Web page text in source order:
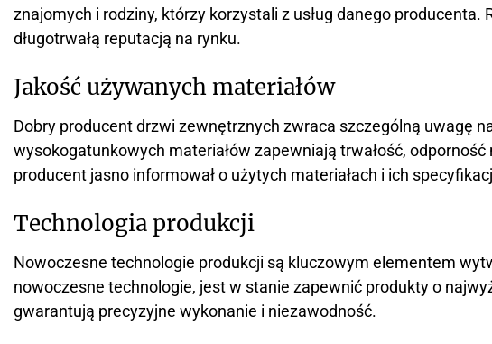
znajomych i rodziny, którzy korzystali z usług danego producenta.
długotrwałą reputacją na rynku.
Jakość używanych materiałów
Dobry producent drzwi zewnętrznych zwraca szczególną uwagę
wysokogatunkowych materiałów zapewniają trwałość,
producent jasno informował o użytych materiałach i ich
Technologia produkcji
Nowoczesne technologie produkcji są kluczowym elementem
nowoczesne technologie, jest w stanie zapewnić produkty o
gwarantują precyzyjne wykonanie i niezawodność.